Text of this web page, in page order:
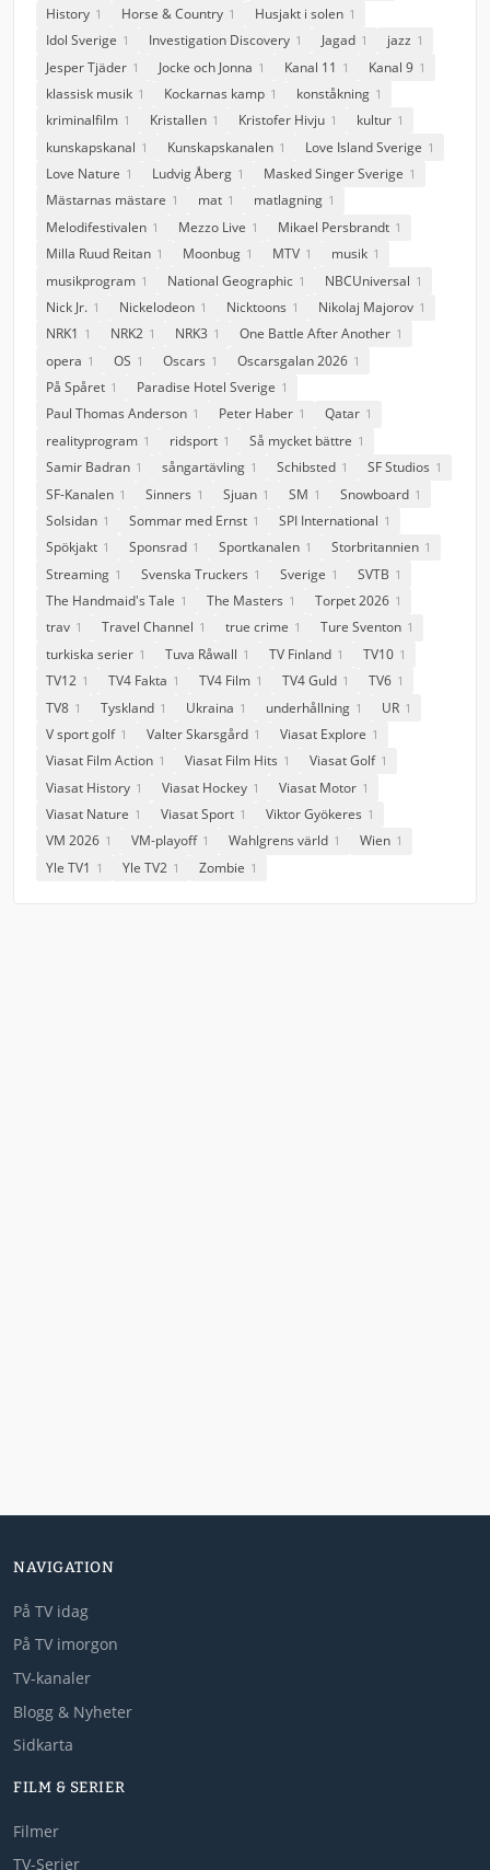
History 1 Horse & Country 1 Husjakt i solen 1
Idol Sverige 1 Investigation Discovery 1 Jagad 1 jazz 1
Jesper Tjäder 1 Jocke och Jonna 1 Kanal 11 1 Kanal 9 1
klassisk musik 1 Kockarnas kamp 1 konståkning 1
kriminalfilm 1 Kristallen 1 Kristofer Hivju 1 kultur 1
kunskapskanal 1 Kunskapskanalen 1 Love Island Sverige 1
Love Nature 1 Ludvig Åberg 1 Masked Singer Sverige 1
Mästarnas mästare 1 mat 1 matlagning 1
Melodifestivalen 1 Mezzo Live 1 Mikael Persbrandt 1
Milla Ruud Reitan 1 Moonbug 1 MTV 1 musik 1
musikprogram 1 National Geographic 1 NBCUniversal 1
Nick Jr. 1 Nickelodeon 1 Nicktoons 1 Nikolaj Majorov 1
NRK1 1 NRK2 1 NRK3 1 One Battle After Another 1
opera 1 OS 1 Oscars 1 Oscarsgalan 2026 1
På Spåret 1 Paradise Hotel Sverige 1
Paul Thomas Anderson 1 Peter Haber 1 Qatar 1
realityprogram 1 ridsport 1 Så mycket bättre 1
Samir Badran 1 sångartävling 1 Schibsted 1 SF Studios 1
SF-Kanalen 1 Sinners 1 Sjuan 1 SM 1 Snowboard 1
Solsidan 1 Sommar med Ernst 1 SPI International 1
Spökjakt 1 Sponsrad 1 Sportkanalen 1 Storbritannien 1
Streaming 1 Svenska Truckers 1 Sverige 1 SVTB 1
The Handmaid's Tale 1 The Masters 1 Torpet 2026 1
trav 1 Travel Channel 1 true crime 1 Ture Sventon 1
turkiska serier 1 Tuva Råwall 1 TV Finland 1 TV10 1
TV12 1 TV4 Fakta 1 TV4 Film 1 TV4 Guld 1 TV6 1
TV8 1 Tyskland 1 Ukraina 1 underhållning 1 UR 1
V sport golf 1 Valter Skarsgård 1 Viasat Explore 1
Viasat Film Action 1 Viasat Film Hits 1 Viasat Golf 1
Viasat History 1 Viasat Hockey 1 Viasat Motor 1
Viasat Nature 1 Viasat Sport 1 Viktor Gyökeres 1
VM 2026 1 VM-playoff 1 Wahlgrens värld 1 Wien 1
Yle TV1 1 Yle TV2 1 Zombie 1
NAVIGATION
På TV idag
På TV imorgon
TV-kanaler
Blogg & Nyheter
Sidkarta
FILM & SERIER
Filmer
TV-Serier